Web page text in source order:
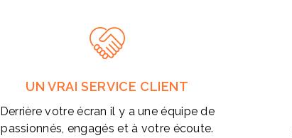
UN VRAI SERVICE CLIENT
Derrière votre écran il y a une équipe de
passionnés, engagés et à votre écoute.